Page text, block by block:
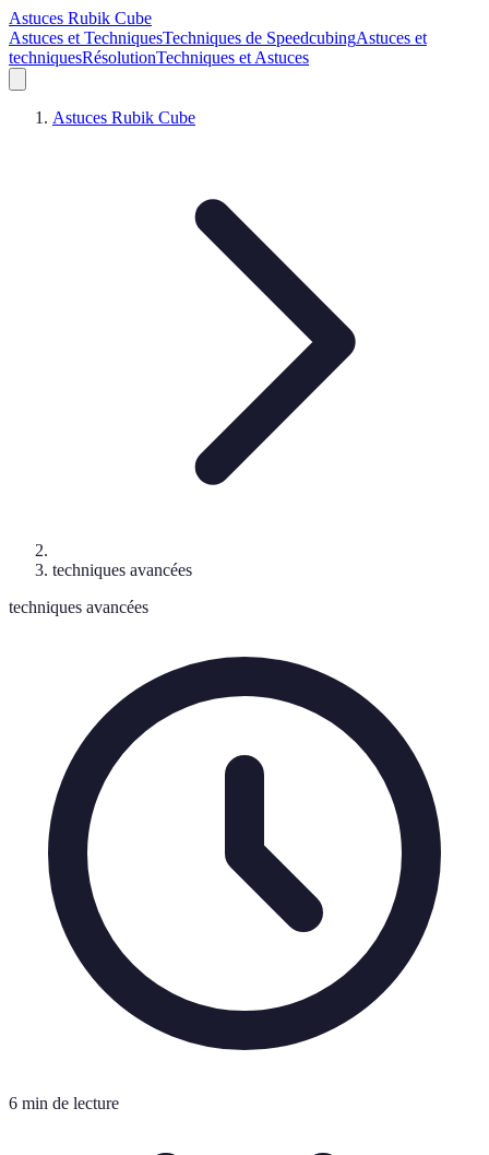
Astuces Rubik Cube
Astuces et TechniquesTechniques de SpeedcubingAstuces et
techniquesRésolutionTechniques et Astuces
Astuces Rubik Cube
techniques avancées
techniques avancées
6 min de lecture